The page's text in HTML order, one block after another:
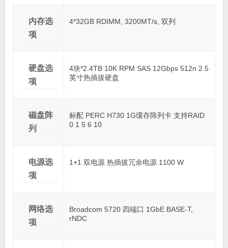
内存选
项
4*32GB RDIMM, 3200MT/s, 双列
硬盘选
项
4块*2.4TB 10K RPM SAS 12Gbps 512n 2.5
英寸热插拔硬盘
磁盘阵
列
标配 PERC H730 1G缓存阵列卡 支持RAID
0 1 5 6 10
电源选
项
1+1 双电源 热插拔冗余电源 1100 W
网络选
项
Broadcom 5720 四端口 1GbE BASE-T,
rNDC